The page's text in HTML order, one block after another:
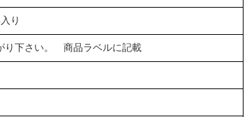
り
り下さい。 商品ラベルに記載